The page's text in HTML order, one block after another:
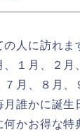
人に訪れま
、１月、２月
７月、８月、
月誰かに誕生
何かお得な特